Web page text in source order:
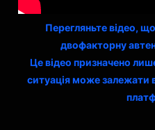
Перегляньте відео,
двофакторну
Це відео призначено
ситуація може залежати